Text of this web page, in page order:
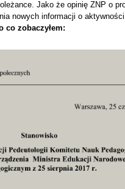
Jako że opinię ZNP o
nowych informacji o
co zobaczyłem: